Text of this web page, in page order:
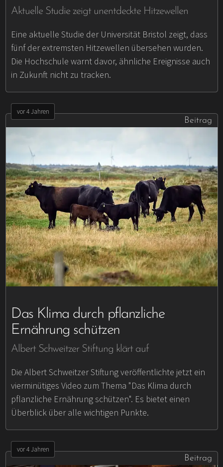
Aktuelle Studie zeigt unentdeckte Hitzewellen
Eine aktuelle Studie der Universität Bristol zeigt, dass
fünf der extremsten Hitzewellen übersehen wurden.
Die Hochschule warnt davor, ähnliche Ereignisse auch
in Zukunft nicht zu tracken.
vor 4 Jahren
Beitrag
Das Klima durch pflanzliche
Ernährung schützen
Albert Schweitzer Stiftung klärt auf
Die Albert Schweitzer Stiftung veröffentlichte jetzt ein
vierminütiges Video zum Thema "Das Klima durch
pflanzliche Ernährung schützen". Es bietet einen
Überblick über alle wichtigen Punkte.
vor 4 Jahren
Beitrag